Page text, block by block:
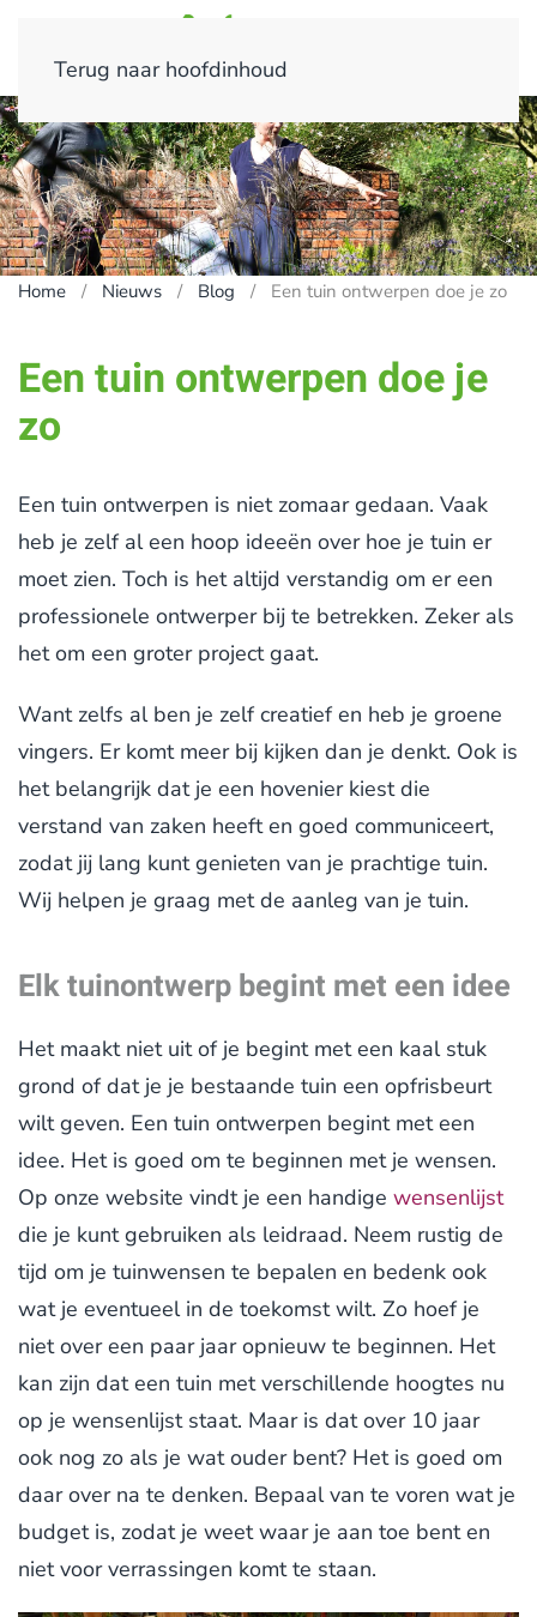
Terug naar hoofdinhoud
Home Nieuws Blog Een tuin ontwerpen doe je zo
Een tuin ontwerpen doe je
zo
Een tuin ontwerpen is niet zomaar gedaan. Vaak
heb je zelf al een hoop ideeën over hoe je tuin er
moet zien. Toch is het altijd verstandig om er een
professionele ontwerper bij te betrekken. Zeker als
het om een groter project gaat.
Want zelfs al ben je zelf creatief en heb je groene
vingers. Er komt meer bij kijken dan je denkt. Ook is
het belangrijk dat je een hovenier kiest die
verstand van zaken heeft en goed communiceert,
zodat jij lang kunt genieten van je prachtige tuin.
Wij helpen je graag met de aanleg van je tuin.
Elk tuinontwerp begint met een idee
Het maakt niet uit of je begint met een kaal stuk
grond of dat je je bestaande tuin een opfrisbeurt
wilt geven. Een tuin ontwerpen begint met een
idee. Het is goed om te beginnen met je wensen.
Op onze website vindt je een handige wensenlijst
die je kunt gebruiken als leidraad. Neem rustig de
tijd om je tuinwensen te bepalen en bedenk ook
wat je eventueel in de toekomst wilt. Zo hoef je
niet over een paar jaar opnieuw te beginnen. Het
kan zijn dat een tuin met verschillende hoogtes nu
op je wensenlijst staat. Maar is dat over 10 jaar
ook nog zo als je wat ouder bent? Het is goed om
daar over na te denken. Bepaal van te voren wat je
budget is, zodat je weet waar je aan toe bent en
niet voor verrassingen komt te staan.